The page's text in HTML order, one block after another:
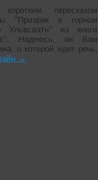
пересказом
’’Призрак в горном
из книги
Надеюсь, он Вам
о которой идет речь,
→